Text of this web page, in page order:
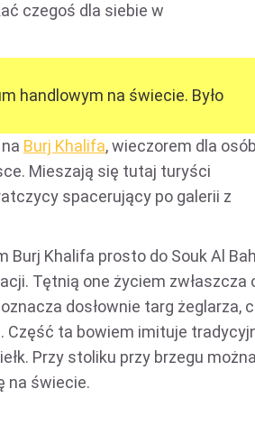
czegoś dla siebie w
handlowym na świecie. Było
Burj Khalifa, wieczorem dla
Mieszają się tutaj turyści
spacerujący po galerii z
Burj Khalifa prosto do Souk Al
Tętnią one życiem zwłaszcza
oznacza dosłownie targ żeglarza,
Część ta bowiem imituje
Przy stoliku przy brzegu
na świecie.